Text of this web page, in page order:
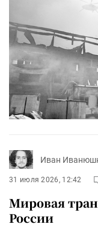
Иван
31 июля 2026, 12:42
Мировая
России